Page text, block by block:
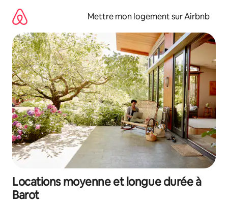
directement
contenu
Mettre mon logement sur Airbnb
Locations moyenne et longue durée à
Barot